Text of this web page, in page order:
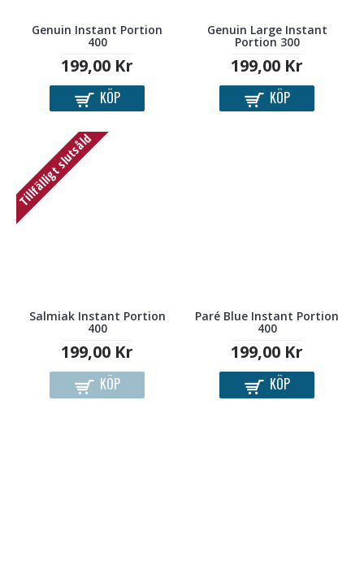
Genuin Instant Portion
400
199,00 Kr
KÖP
Genuin Large Instant
Portion 300
199,00 Kr
KÖP
Tillfälligt slutsåld
Salmiak Instant Portion
400
199,00 Kr
KÖP
Paré Blue Instant Portion
400
199,00 Kr
KÖP